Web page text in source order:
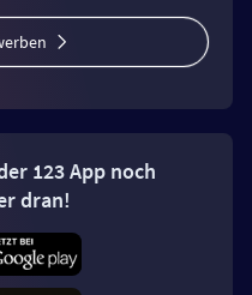
123 App noch
dran!